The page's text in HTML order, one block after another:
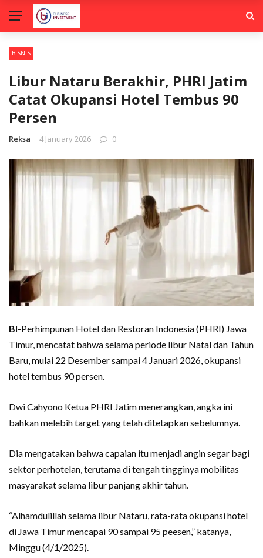
BISNIS
Libur Nataru Berakhir, PHRI Jatim
Catat Okupansi Hotel Tembus 90
Persen
Reksa 4 January 2026 0
BI-Perhimpunan Hotel dan Restoran Indonesia (PHRI) Jawa
Timur, mencatat bahwa selama periode libur Natal dan Tahun
Baru, mulai 22 Desember sampai 4 Januari 2026, okupansi
hotel tembus 90 persen.
Dwi Cahyono Ketua PHRI Jatim menerangkan, angka ini
bahkan melebih target yang telah ditetapkan sebelumnya.
Dia mengatakan bahwa capaian itu menjadi angin segar bagi
sektor perhotelan, terutama di tengah tingginya mobilitas
masyarakat selama libur panjang akhir tahun.
“Alhamdulillah selama libur Nataru, rata-rata okupansi hotel
di Jawa Timur mencapai 90 sampai 95 peesen,” katanya,
Minggu (4/1/2025).